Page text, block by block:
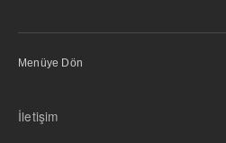
Menüye Dön
İletişim